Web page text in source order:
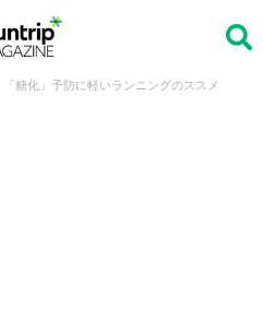
糖化」予防に軽いランニングのススメ